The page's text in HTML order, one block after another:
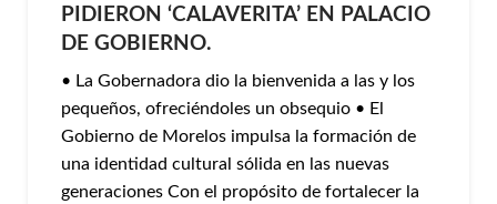
PIDIERON ‘CALAVERITA’ EN PALACIO
DE GOBIERNO.
• La Gobernadora dio la bienvenida a las y los
pequeños, ofreciéndoles un obsequio • El
Gobierno de Morelos impulsa la formación de
una identidad cultural sólida en las nuevas
generaciones Con el propósito de fortalecer la